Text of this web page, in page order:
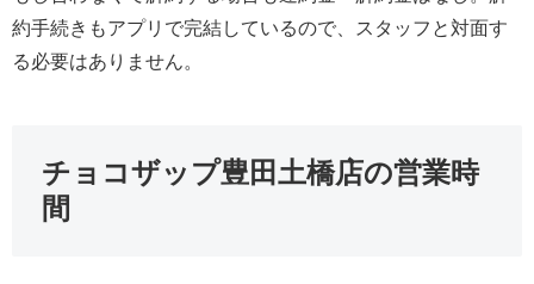
約手続きもアプリで完結しているので、スタッフと対面す
る必要はありません。
チョコザップ豊田土橋店の営業時
間